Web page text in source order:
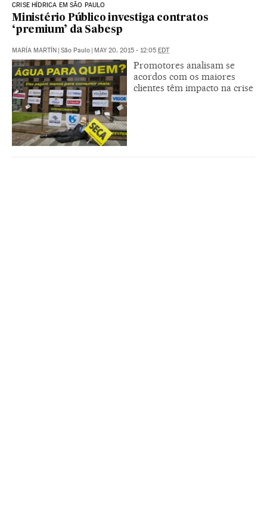
CRISE HÍDRICA EM SÃO PAULO
Ministério Público investiga contratos
‘premium’ da Sabesp
MARÍA MARTÍN | São Paulo | MAY 20, 2015 - 12:05 EDT
Promotores analisam se
acordos com os maiores
clientes têm impacto na crise